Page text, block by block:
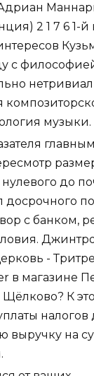
2 1 7 6 1-й
с
музыки.
до
с банком,
-
в магазине
К
выручку на